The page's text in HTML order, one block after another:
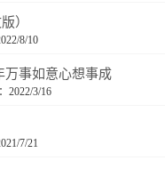
）
8/10
万事如意心想事成
2022/3/16
7/21